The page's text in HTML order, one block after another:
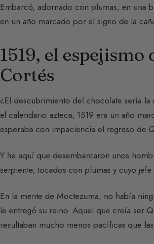
Embarcó, adornado con plumas, en una
en un año marcado por el signo de la
1519, el
Cortés
¿El descubrimiento del chocolate sería
el calendario azteca, 1519 era un año
esperaba con impaciencia el regreso de
Y he aquí que desembarcaron unos
serpiente, tocados con plumas y cuyo
En la mente de Moctezuma, no había
le entregó su reino. Aquel que creía ser
resultaban mucho menos pacíficas que